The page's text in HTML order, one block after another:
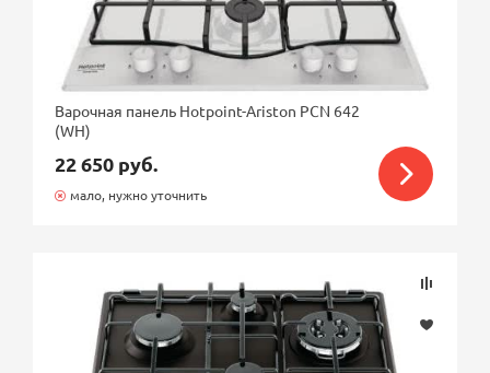
Варочная панель Hotpoint-Ariston PCN 642
(WH)
22 650 руб.
мало, нужно уточнить